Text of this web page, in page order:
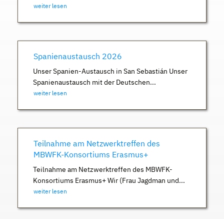
weiter lesen
Spanienaustausch 2026
Unser Spanien-Austausch in San Sebastián Unser
Spanienaustausch mit der Deutschen...
weiter lesen
Teilnahme am Netzwerktreffen des
MBWFK-Konsortiums Erasmus+
Teilnahme am Netzwerktreffen des MBWFK-
Konsortiums Erasmus+ Wir (Frau Jagdman und...
weiter lesen